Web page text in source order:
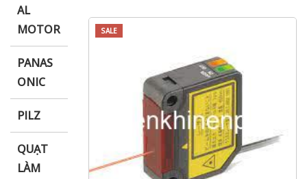
AL
MOTOR
PANAS
ONIC
PILZ
QUẠT
LÀM
SALE